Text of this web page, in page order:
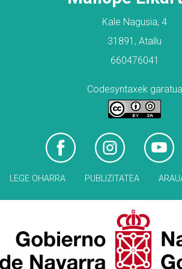
Kale Nagusia, 4
31891, Atallu
660476041
Codesyntaxek garatua
LEGE OHARRA PUBLIZITATEA